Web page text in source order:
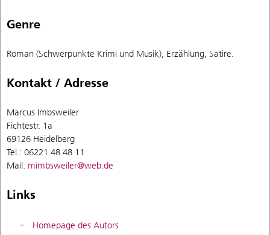
Genre
Roman (Schwerpunkte Krimi und Musik), Erzählung, Satire.
Kontakt / Adresse
Marcus Imbsweiler
Fichtestr. 1a
69126 Heidelberg
Tel.: 06221 48 48 11
Mail: mimbsweiler@web.de
Links
Homepage des Autors